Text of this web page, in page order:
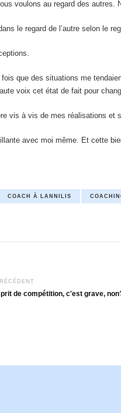
voulons au regard des autres.
le regard de l’autre selon le
fois que des situations me
voix cet état de fait pour
vis à vis de mes réalisations et
avec moi même. Et cette
COACH À LANNILIS
de compétition, c'est grave,